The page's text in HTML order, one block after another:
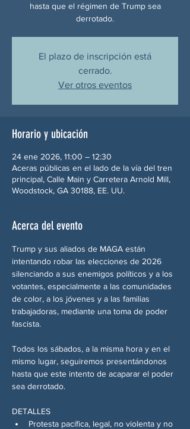
hasta que el régimen de Trump sea
derrotado.
El plazo de inscripción está
cerrado.
Ver otros eventos
Horario y ubicación
24 ene 2026, 11:00 – 12:30
Aceras públicas en el lado de la vía del tren
principal, Calle Main y Carretera Arnold Mill,
Woodstock, GA 30188, EE. UU.
Acerca del evento
Trump y sus aliados de MAGA están
intentando robar las elecciones de 2026
silenciando a sus enemigos políticos y a los
votantes, especialmente a las comunidades
de color, a los jóvenes y a las familias
trabajadoras, mediante una toma de poder
fascista.
Todos los sábados, a la misma hora y en el
mismo lugar, seguiremos presentándonos
hasta que este intento de acaparar el poder
sea derrotado.
DETALLES
Protesta pacífica, legal, no violenta y no